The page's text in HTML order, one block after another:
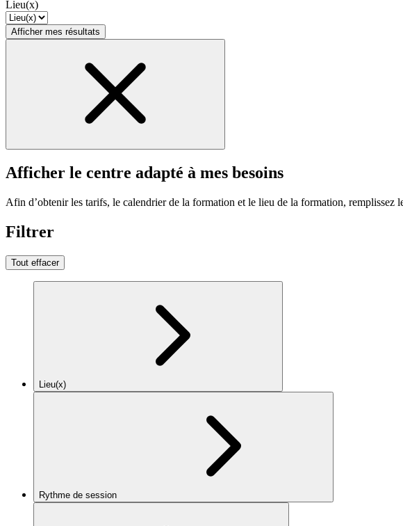
Lieu(x)
Afficher mes résultats
Afficher le centre adapté à mes besoins
Afin d’obtenir les tarifs, le calendrier de la formation et le lieu de la formation, remplissez
Filtrer
Tout effacer
Lieu(x)
Rythme de session